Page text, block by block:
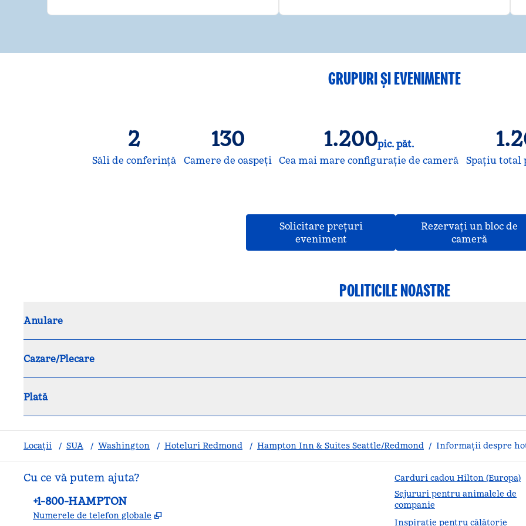
GRUPURI ȘI EVENIMENTE
2
Săli de conferință
130
Camere de oaspeţi
1.200pic. păt.
Picioare pătrate
Cea mai mare configurație de cameră Spațiu total
Solicitare prețuri
eveniment,
Rezervați un bloc de
cameră,
POLITICILE NOASTRE
Anulare
Cazare/Plecare
Plată
Locații / SUA / Washington / Hoteluri Redmond / Hampton Inn & Suites Seattle/Redmond / Informații despre
Cu ce vă putem ajuta?
Telefon:
+1-800-HAMPTON
Numerele de telefon globale ,
Carduri cadou Hilton (Europa)
Sejururi pentru animalele de
companie
Inspirație pentru călătorie